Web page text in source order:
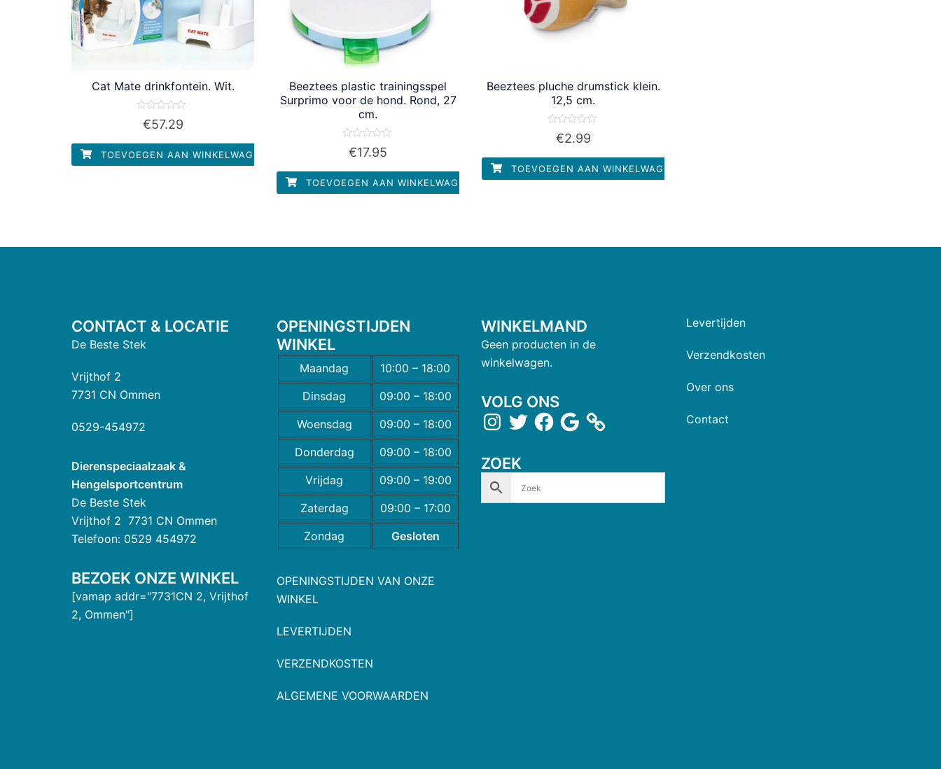
Cat Mate drinkfontein. Wit.
Waardering
5
€57.29
TOEVOEGEN AAN WINKELWAGEN
Beeztees plastic trainingsspel
Surprimo voor de hond. Rond, 27
cm.
Waardering
5
€17.95
TOEVOEGEN AAN WINKELWAGEN
Beeztees pluche drumstick klein.
12,5 cm.
Waardering
5
€2.99
TOEVOEGEN AAN WINKELWAGEN
CONTACT & LOCATIE
De Beste Stek
Vrijthof 2
7731 CN Ommen
0529-454972
Dierenspeciaalzaak &
Hengelsportcentrum
De Beste Stek
Vrijthof 2 7731 CN Ommen
Telefoon: 0529 454972
BEZOEK ONZE WINKEL
[vamap addr="7731CN 2, Vrijthof
2, Ommen"]
OPENINGSTIJDEN
WINKEL
Maandag
10:00 – 18:00
Dinsdag
09:00 – 18:00
Woensdag
09:00 – 18:00
Donderdag
09:00 – 18:00
Vrijdag
09:00 – 19:00
Zaterdag
09:00 – 17:00
Zondag
Gesloten
OPENINGSTIJDEN VAN ONZE
WINKEL
LEVERTIJDEN
VERZENDKOSTEN
ALGEMENE VOORWAARDEN
WINKELMAND
Geen producten in de
winkelwagen.
VOLG ONS
ZOEK
Levertijden
Verzendkosten
Over ons
Contact